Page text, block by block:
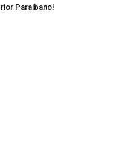
Paraibano!